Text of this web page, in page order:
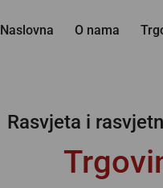
Naslovna O nama
Rasvjeta i